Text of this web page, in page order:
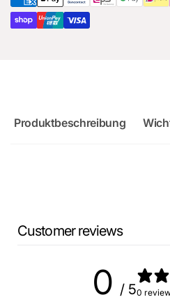
Sportback
Produktbeschreibung
Customer reviews
0 / 50